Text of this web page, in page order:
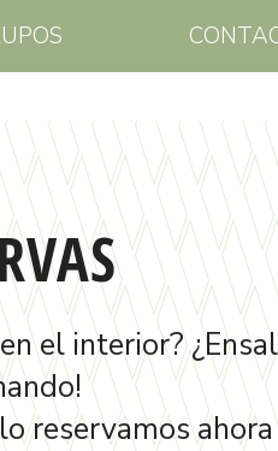
el interior?
reservamos